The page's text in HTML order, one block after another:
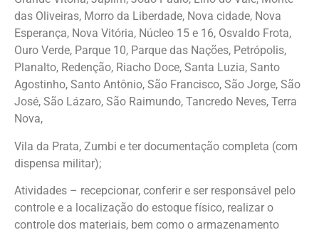
das Oliveiras, Morro da Liberdade, Nova cidade, Nova
Esperança, Nova Vitória, Núcleo 15 e 16, Osvaldo Frota,
Ouro Verde, Parque 10, Parque das Nações, Petrópolis,
Planalto, Redenção, Riacho Doce, Santa Luzia, Santo
Agostinho, Santo Antônio, São Francisco, São Jorge, São
José, São Lázaro, São Raimundo, Tancredo Neves, Terra
Nova,
Vila da Prata, Zumbi e ter documentação completa (com
dispensa militar);
Atividades – recepcionar, conferir e ser responsável pelo
controle e a localização do estoque físico, realizar o
controle dos materiais, bem como o armazenamento